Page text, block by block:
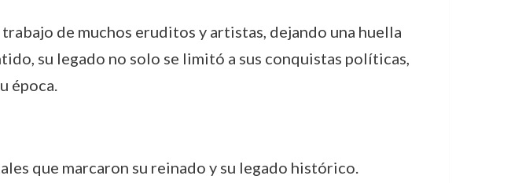
de muchos eruditos y artistas, dejando una huella
su legado no solo se limitó a sus conquistas políticas,
época.
que marcaron su reinado y su legado histórico.